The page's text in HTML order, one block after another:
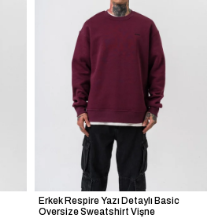
Erkek Respire Yazı Detaylı Basic
Oversize Sweatshirt Vişne